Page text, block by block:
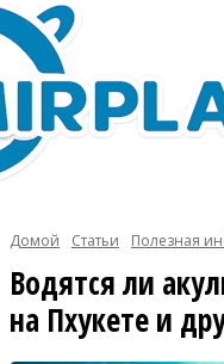
Домой Статьи Полезная
Водятся ли
на Пхукете и